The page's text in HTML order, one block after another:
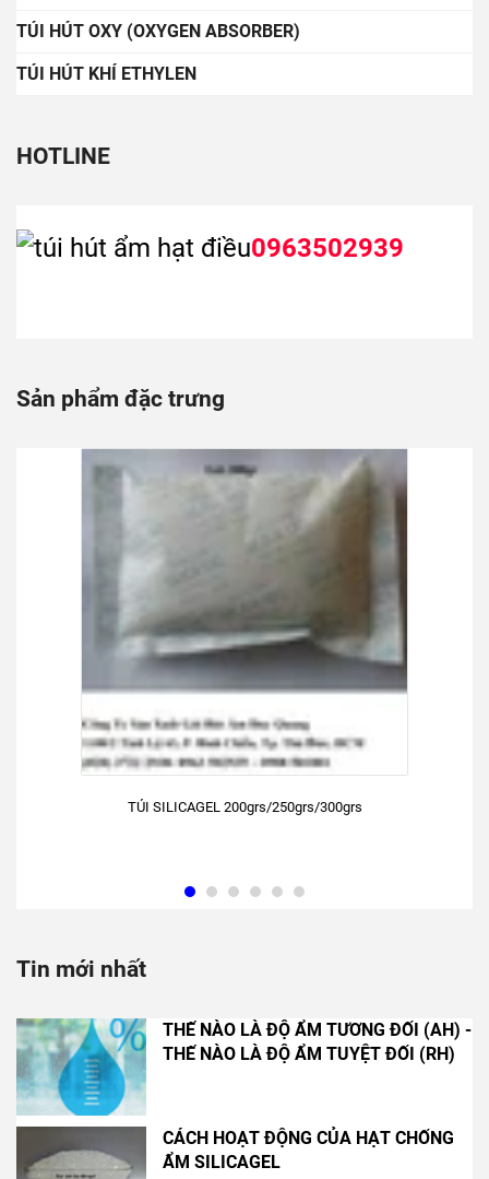
TÚI HÚT OXY (OXYGEN ABSORBER)
TÚI HÚT KHÍ ETHYLEN
HOTLINE
0963502939
Sản phẩm đặc trưng
TÚI SILICAGEL 200grs/250grs/300grs
Tin mới nhất
THẾ NÀO LÀ ĐỘ ẨM TƯƠNG ĐỐI (AH) -
THẾ NÀO LÀ ĐỘ ẨM TUYỆT ĐỐI (RH)
CÁCH HOẠT ĐỘNG CỦA HẠT CHỐNG
ẨM SILICAGEL